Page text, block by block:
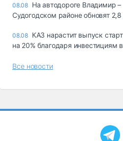
08.08 На автодороге Владимир
Судогодском районе обновят
08.08 КАЗ нарастит выпуск
на 20% благодаря инвестициям
Все новости